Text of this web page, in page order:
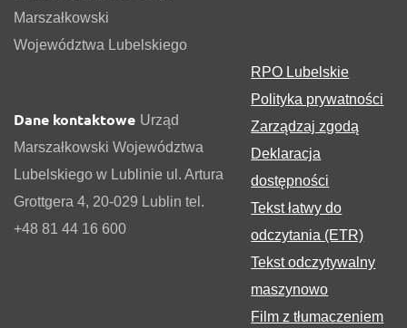
Marszałkowski
Województwa Lubelskiego
Dane kontaktowe Urząd
Marszałkowski Województwa
Lubelskiego w Lublinie ul. Artura
Grottgera 4, 20-029 Lublin tel.
+48 81 44 16 600
RPO Lubelskie
Polityka prywatności
Zarządzaj zgodą
Deklaracja
dostępności
Tekst łatwy do
odczytania (ETR)
Tekst odczytywalny
maszynowo
Film z tłumaczeniem